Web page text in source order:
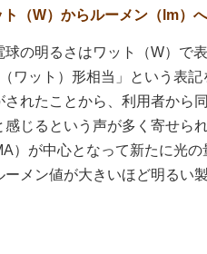
（W）からルーメン（lm）へ
球の明るさはワット（W）で
ワット）形相当」という表
されたことから、利用者から
じるという声が多く寄せら
）が中心となって新たに光
メン値が大きいほど明るい